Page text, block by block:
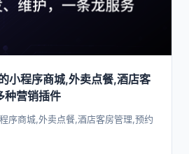
小程序商城,外卖点餐,酒店客
种营销插件
序商城,外卖点餐,酒店客房管理,预约